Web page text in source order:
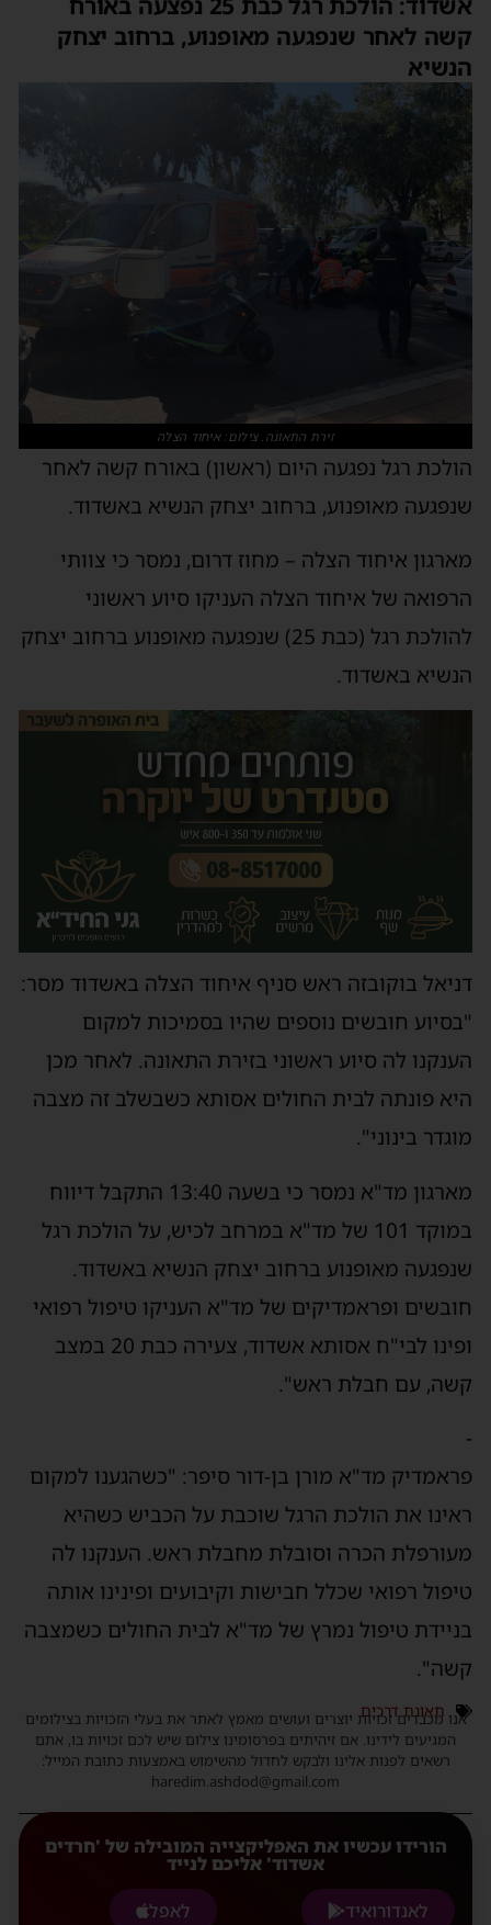
קשה לאחר שנפגעה מאופנוע, ברחוב יצחק
הנשיא
זירת התאונה. צילום: איחוד הצלה
הולכת רגל נפגעה היום (ראשון) באורח קשה לאחר
שנפגעה מאופנוע, ברחוב יצחק הנשיא באשדוד.
מארגון איחוד הצלה – מחוז דרום, נמסר כי צוותי
הרפואה של איחוד הצלה העניקו סיוע ראשוני
להולכת רגל (כבת 25) שנפגעה מאופנוע ברחוב יצחק
הנשיא באשדוד.
דניאל בוקובזה ראש סניף איחוד הצלה באשדוד מסר:
"בסיוע חובשים נוספים שהיו בסמיכות למקום
הענקנו לה סיוע ראשוני בזירת התאונה. לאחר מכן
היא פונתה לבית החולים אסותא כשבשלב זה מצבה
מוגדר בינוני".
מארגון מד"א נמסר כי בשעה 13:40 התקבל דיווח
במוקד 101 של מד"א במרחב לכיש, על הולכת רגל
שנפגעה מאופנוע ברחוב יצחק הנשיא באשדוד.
חובשים ופראמדיקים של מד"א העניקו טיפול רפואי
ופינו לבי"ח אסותא אשדוד, צעירה כבת 20 במצב
קשה, עם חבלת ראש".
-
פראמדיק מד"א מורן בן-דור סיפר: "כשהגענו למקום
ראינו את הולכת הרגל שוכבת על הכביש כשהיא
מעורפלת הכרה וסובלת מחבלת ראש. הענקנו לה
טיפול רפואי שכלל חבישות וקיבועים ופינינו אותה
בניידת טיפול נמרץ של מד"א לבית החולים כשמצבה
קשה".
תאונת דרכים
אנו מכבדים זכויות יוצרים ועושים מאמץ לאתר את בעלי הזכויות בצילומים
המגיעים לידינו. אם זיהיתים בפרסומינו צילום שיש לכם זכויות בו, אתם
רשאים לפנות אלינו ולבקש לחדול מהשימוש באמצעות כתובת המייל:
haredim.ashdod@gmail.com
הורידו עכשיו את האפליקצייה המובילה של 'חרדים
אשדוד' אליכם לנייד
לאנדורואיד
לאפל